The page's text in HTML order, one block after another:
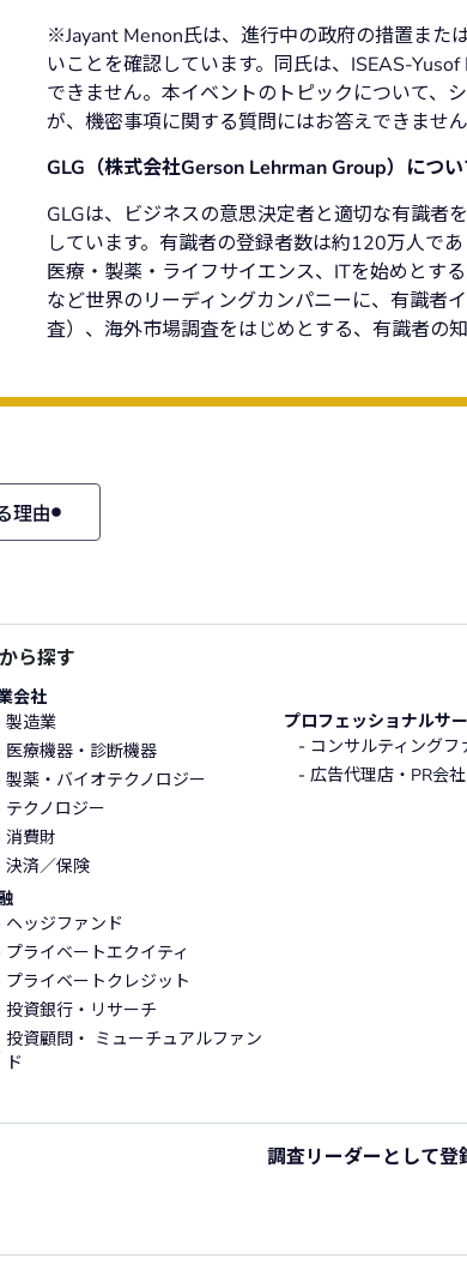
※Jayant Menon氏は、進行中の政府の措置また
いことを確認しています。同氏は、ISEAS-
できません。本イベントのトピックについて、
が、機密事項に関する質問にはお答えできませ
GLG（株式会社Gerson Lehrman Group）につい
GLGは、ビジネスの意思決定者と適切な有識者
しています。有識者の登録者数は約120万人で
医療・製薬・ライフサイエンス、ITを始めとす
など世界のリーディングカンパニーに、有識者
査）、海外市場調査をはじめとする、有識者の
理由
ら探す
会社
製造業
医療機器・診断機器
製薬・バイオテクノロジー
テクノロジー
消費財
決済／保険
ヘッジファンド
プライベートエクイティ
プライベートクレジット
投資銀行・リサーチ
投資顧問・ ミューチュアルファン
ド
プロフェッショナルサ
コンサルティングフ
広告代理店・PR会社
調査リーダーとして登